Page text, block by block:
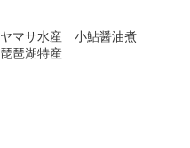
ヤマサ水産 小鮎醤油煮
琵琶湖特産